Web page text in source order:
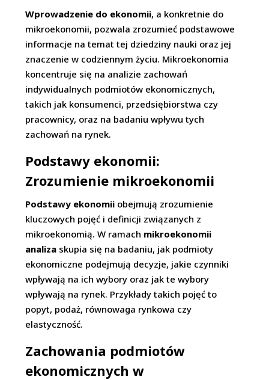
Wprowadzenie do ekonomii, a konkretnie do
mikroekonomii, pozwala zrozumieć podstawowe
informacje na temat tej dziedziny nauki oraz jej
znaczenie w codziennym życiu. Mikroekonomia
koncentruje się na analizie zachowań
indywidualnych podmiotów ekonomicznych,
takich jak konsumenci, przedsiębiorstwa czy
pracownicy, oraz na badaniu wpływu tych
zachowań na rynek.
Podstawy ekonomii:
Zrozumienie mikroekonomii
Podstawy ekonomii obejmują zrozumienie
kluczowych pojęć i definicji związanych z
mikroekonomią. W ramach mikroekonomii
analiza skupia się na badaniu, jak podmioty
ekonomiczne podejmują decyzje, jakie czynniki
wpływają na ich wybory oraz jak te wybory
wpływają na rynek. Przykłady takich pojęć to
popyt, podaż, równowaga rynkowa czy
elastyczność.
Zachowania podmiotów
ekonomicznych w